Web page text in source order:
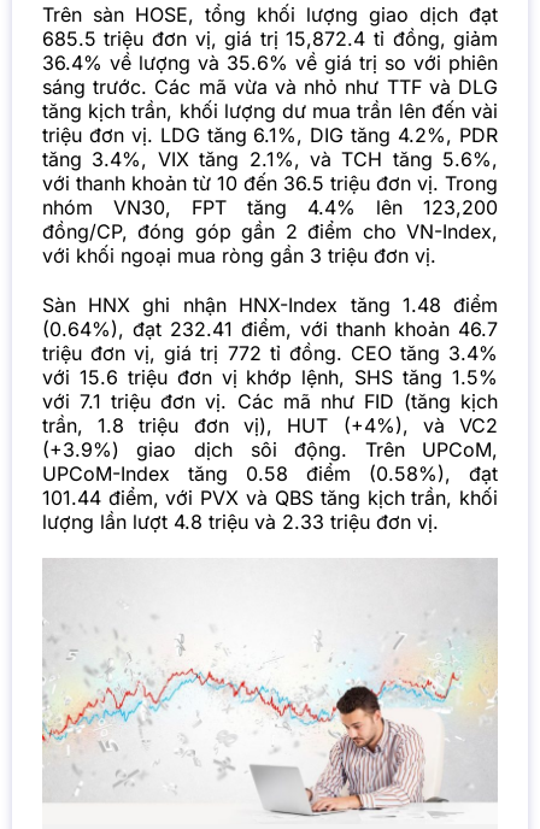
Trên sàn HOSE, tổng khối lượng giao dịch đạt
685.5 triệu đơn vị, giá trị 15,872.4 tỉ đồng, giảm
36.4% về lượng và 35.6% về giá trị so với phiên
sáng trước. Các mã vừa và nhỏ như TTF và DLG
tăng kịch trần, khối lượng dư mua trần lên đến vài
triệu đơn vị. LDG tăng 6.1%, DIG tăng 4.2%, PDR
tăng 3.4%, VIX tăng 2.1%, và TCH tăng 5.6%,
với thanh khoản từ 10 đến 36.5 triệu đơn vị. Trong
nhóm VN30, FPT tăng 4.4% lên 123,200
đồng/CP, đóng góp gần 2 điểm cho VN-Index,
với khối ngoại mua ròng gần 3 triệu đơn vị.
Sàn HNX ghi nhận HNX-Index tăng 1.48 điểm
(0.64%), đạt 232.41 điểm, với thanh khoản 46.7
triệu đơn vị, giá trị 772 tỉ đồng. CEO tăng 3.4%
với 15.6 triệu đơn vị khớp lệnh, SHS tăng 1.5%
với 7.1 triệu đơn vị. Các mã như FID (tăng kịch
trần, 1.8 triệu đơn vị), HUT (+4%), và VC2
(+3.9%) giao dịch sôi động. Trên UPCoM,
UPCoM-Index tăng 0.58 điểm (0.58%), đạt
101.44 điểm, với PVX và QBS tăng kịch trần, khối
lượng lần lượt 4.8 triệu và 2.33 triệu đơn vị.